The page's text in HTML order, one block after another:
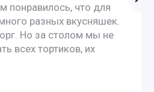
понравилось, что для
разных вкусняшек.
Но за столом мы не
всех тортиков, их